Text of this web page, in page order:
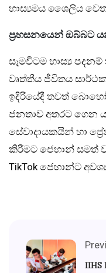
හාස්‍යමය ශෛලිය
ප්‍රහසනයෙන් ඔබ්බට
සෑමවිටම හාස්‍ය
වෘත්තීය ජීවිතය
ඉදිරියේදී තවත්
ජනතාව අතරට ගෙන
සේවාදායකයින් හා
කිරීමට ජෙහාන් සමත්
TikTok ජෙහාන්ට
IIHS